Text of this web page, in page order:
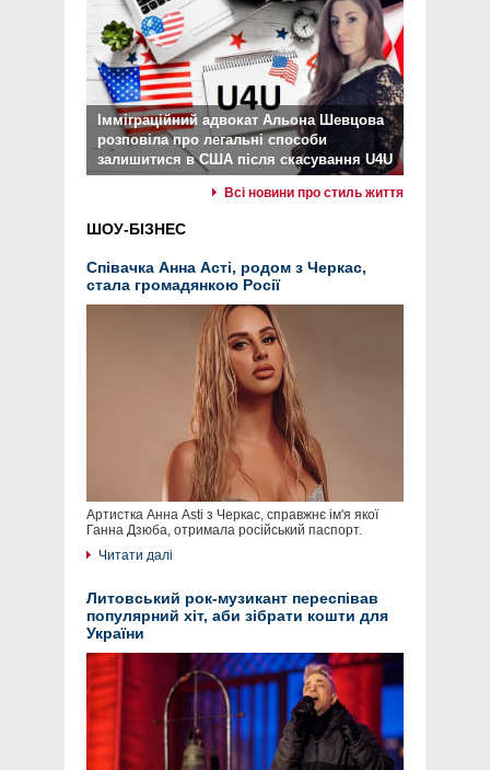
Імміграційний адвокат Альона Шевцова
розповіла про легальні способи
залишитися в США після скасування U4U
Всі новини про стиль життя
ШОУ-БІЗНЕС
Співачка Анна Асті, родом з Черкас,
стала громадянкою Росії
Артистка Анна Asti з Черкас, справжнє ім'я якої
Ганна Дзюба, отримала російський паспорт.
Читати далі
Литовський рок-музикант переспівав
популярний хіт, аби зібрати кошти для
України